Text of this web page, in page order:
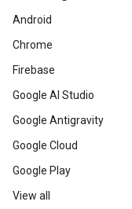
Android
Chrome
Firebase
Google AI Studio
Google Antigravity
Google Cloud
Google Play
View all